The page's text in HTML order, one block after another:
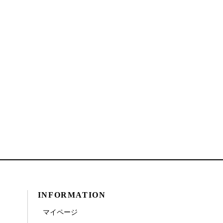
INFORMATION
マイページ